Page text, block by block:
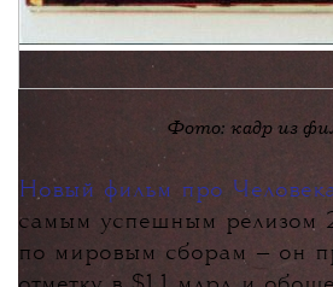
Фото: кадр из
Новый фильм про
самым успешным релизом
по мировым сборам — он